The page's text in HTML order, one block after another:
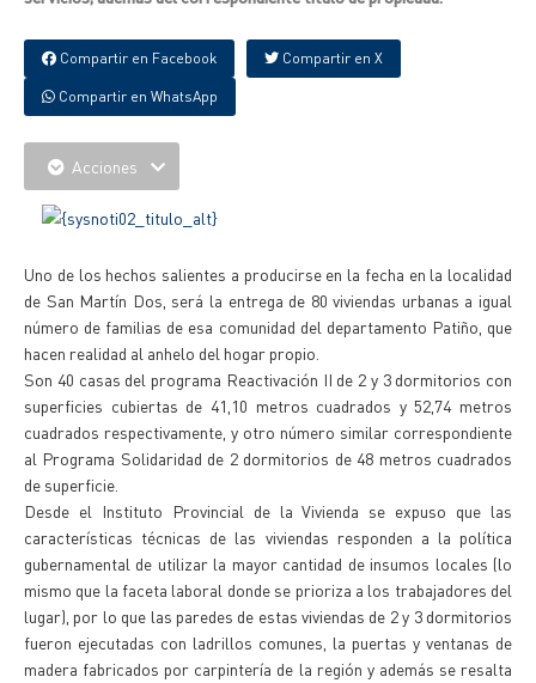
Compartir en Facebook Compartir en X
Compartir en WhatsApp
Acciones
Uno de los hechos salientes a producirse en la fecha en la localidad
de San Martín Dos, será la entrega de 80 viviendas urbanas a igual
número de familias de esa comunidad del departamento Patiño, que
hacen realidad al anhelo del hogar propio.
Son 40 casas del programa Reactivación II de 2 y 3 dormitorios con
superficies cubiertas de 41,10 metros cuadrados y 52,74 metros
cuadrados respectivamente, y otro número similar correspondiente
al Programa Solidaridad de 2 dormitorios de 48 metros cuadrados
de superficie.
Desde el Instituto Provincial de la Vivienda se expuso que las
características técnicas de las viviendas responden a la política
gubernamental de utilizar la mayor cantidad de insumos locales (lo
mismo que la faceta laboral donde se prioriza a los trabajadores del
lugar), por lo que las paredes de estas viviendas de 2 y 3 dormitorios
fueron ejecutadas con ladrillos comunes, la puertas y ventanas de
madera fabricados por carpintería de la región y además se resalta